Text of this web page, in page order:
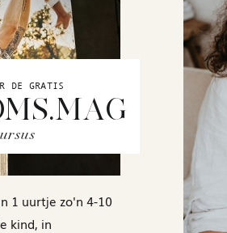
DE GRATIS
1 uurtje zo'n 4-10
kind, in